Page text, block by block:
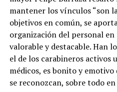
mantener los vínculos “son
objetivos en común, se
organización del personal
valorable y destacable. Han
el de los carabineros activos
médicos, es bonito y
se reconozcan, sobre todo